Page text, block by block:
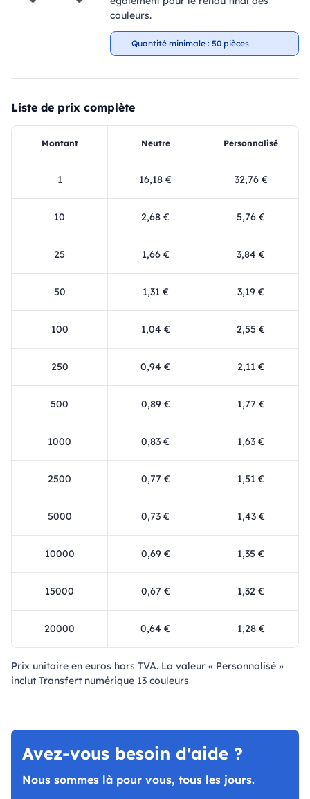
couleurs.
Quantité minimale : 50 pièces
Liste de prix complète
Montant Neutre Personnalisé
1 16,18 € 32,76 €
10 2,68 € 5,76 €
25 1,66 € 3,84 €
50 1,31 € 3,19 €
100 1,04 € 2,55 €
250 0,94 € 2,11 €
500 0,89 € 1,77 €
1000 0,83 € 1,63 €
2500 0,77 € 1,51 €
5000 0,73 € 1,43 €
10000 0,69 € 1,35 €
15000 0,67 € 1,32 €
20000 0,64 € 1,28 €
Prix ​​unitaire en euros hors TVA. La valeur « Personnalisé »
inclut Transfert numérique 13 couleurs
Avez-vous besoin d'aide ?
Nous sommes là pour vous, tous les jours.